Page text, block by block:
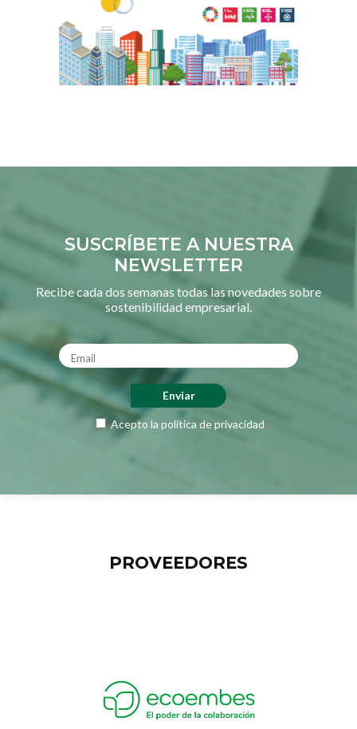
SUSCRÍBETE A NUESTRA
NEWSLETTER
Recibe cada dos semanas todas las novedades sobre
sostenibilidad empresarial.
Acepto la política de privacidad
PROVEEDORES